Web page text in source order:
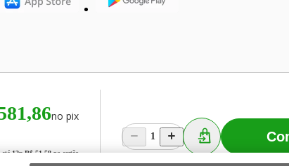
no pix
até 12x R$ 51,58no cartão
1
no site, podendo diferir na rede de lojas físicas.
a alteração sem aviso prévio. Fast Shop S. A. CNPJ:
Selecionar os Cookies